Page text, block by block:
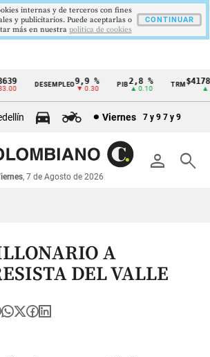
DESEMPLEO 9,9 %
▼ 0.30
PIB2,8 %
▲ 0.10
TRM
▲
Viernes 7 y 9 7 y 9
person search
, 7 de Agosto de 2026
A
DEL VALLE
internas y de terceros con fines
y publicitarios. Puede aceptarlas o
más en nuestra politica de cookies
CONTINUAR